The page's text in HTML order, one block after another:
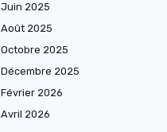
Juin 2025
Août 2025
Octobre 2025
Décembre 2025
Février 2026
Avril 2026